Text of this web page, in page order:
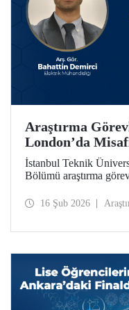
Araştırma
London’da
Çalışacak
İstanbul Teknik
Bölümü araştırma
kapsamında Imperial
16 Şub 2026